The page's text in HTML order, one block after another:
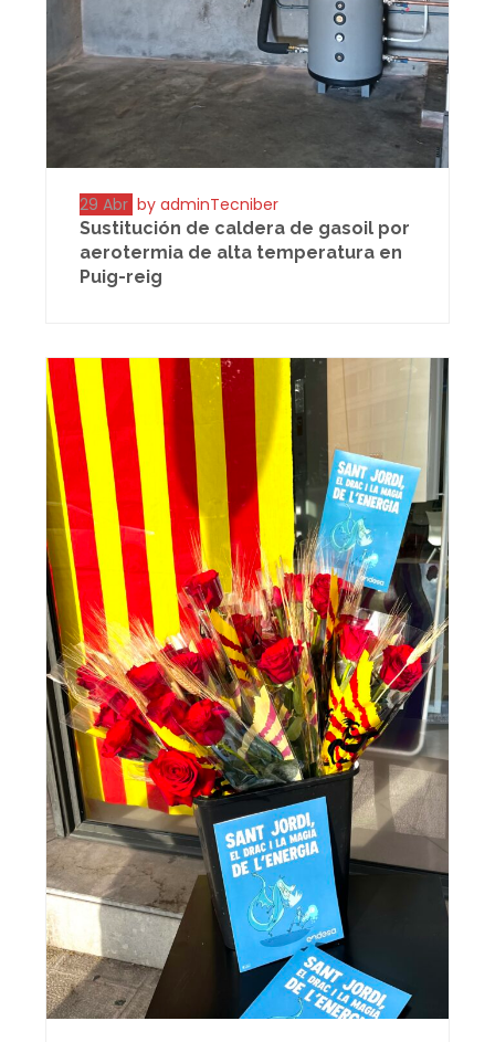
29 Abr by adminTecniber
Sustitución de caldera de gasoil por
aerotermia de alta temperatura en
Puig-reig